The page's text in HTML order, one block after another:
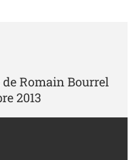
Romain Bourrel
2013